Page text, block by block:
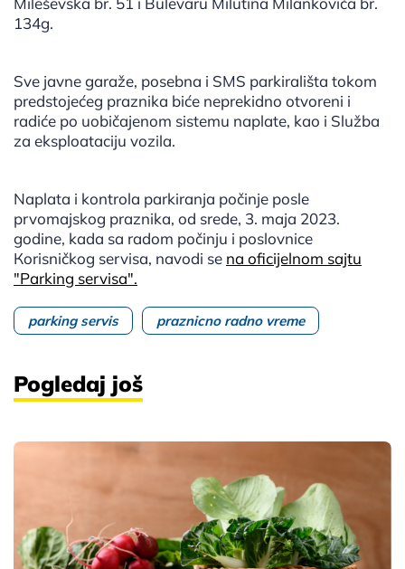
134g.
Sve javne garaže, posebna i SMS parkirališta tokom
predstojećeg praznika biće neprekidno otvoreni i
radiće po uobičajenom sistemu naplate, kao i Služba
za eksploataciju vozila.
Naplata i kontrola parkiranja počinje posle
prvomajskog praznika, od srede, 3. maja 2023.
godine, kada sa radom počinju i poslovnice
Кorisničkog servisa, navodi se na oficijelnom sajtu
"Parking servisa".
parking servis praznicno radno vreme
Pogledaj još